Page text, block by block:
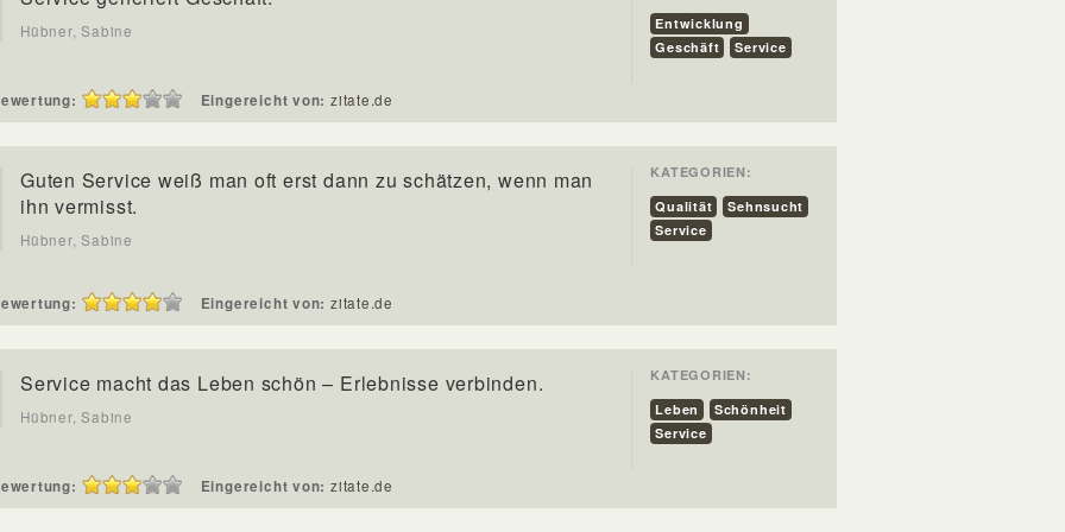
Hübner, Sabine
Entwicklung
Geschäft
Service
Eingereicht von: zitate.de
Guten Service weiß man oft erst dann zu schätzen, wenn man
ihn vermisst.
Hübner, Sabine
KATEGORIEN:
Qualität
Sehnsucht
Service
Eingereicht von: zitate.de
Service macht das Leben schön – Erlebnisse verbinden.
Hübner, Sabine
KATEGORIEN:
Leben
Schönheit
Service
Eingereicht von: zitate.de